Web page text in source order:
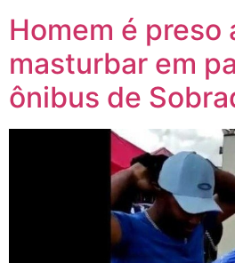
Homem é preso
masturbar em
ônibus de